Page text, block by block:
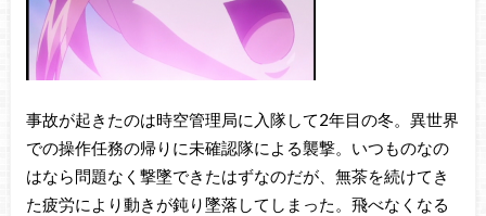
事故が起きたのは時空管理局に入隊して2年目の冬。異世界
での操作任務の帰りに未確認隊による襲撃。いつものなの
はなら問題なく撃墜できたはずなのだが、無茶を続けてき
た疲労により動きが鈍り墜落してしまった。飛べなくなる